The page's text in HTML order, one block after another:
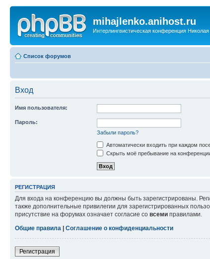
mihajlenko.anihost.ru
Интерлингвистическая конференция
Список форумов
Вход
Имя пользователя:
Пароль:
Забыли пароль?
Автоматически входить при каждом
Скрыть моё пребывание на
РЕГИСТРАЦИЯ
Для входа на конференцию вы должны быть зарегистрированы.
также дополнительные привилегии для зарегистрированных
присутствие на форумах означает согласие со всеми правилами.
Общие правила
Соглашение о конфиденциальности
Регистрация